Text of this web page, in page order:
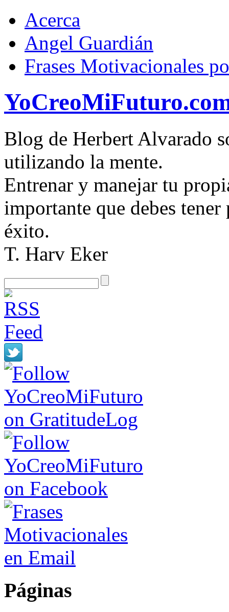
Acerca
Angel Guardián
Frases Motivacionales
Blog de Herbert Alvarado
utilizando la mente.
Entrenar y manejar tu
importante que debes
éxito.
T. Harv Eker
Páginas